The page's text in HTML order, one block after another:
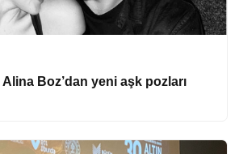
Boz’dan yeni aşk pozları